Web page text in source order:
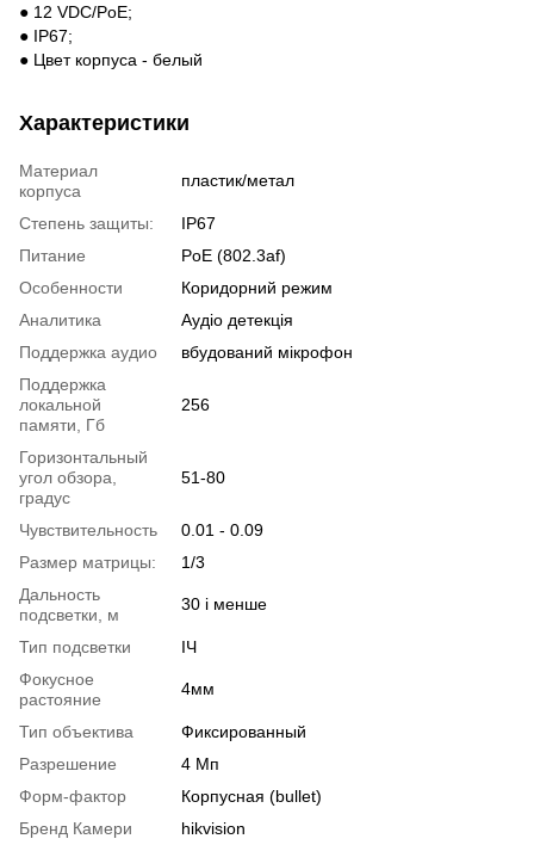
● 12 VDC/PoE;
● IP67;
● Цвет корпуса - белый
Характеристики
Материал
корпуса
пластик/метал
Степень защиты:
IP67
Питание
PoE (802.3af)
Особенности
Коридорний режим
Аналитика
Аудіо детекція
Поддержка аудио
вбудований мікрофон
Поддержка
локальной
памяти, Гб
256
Горизонтальный
угол обзора,
градус
51-80
Чувствительность
0.01 - 0.09
Размер матрицы:
1/3
Дальность
подсветки, м
30 і менше
Тип подсветки
ІЧ
Фокусное
растояние
4мм
Тип объектива
Фиксированный
Разрешение
4 Мп
Форм-фактор
Корпусная (bullet)
Бренд Камери
hikvision